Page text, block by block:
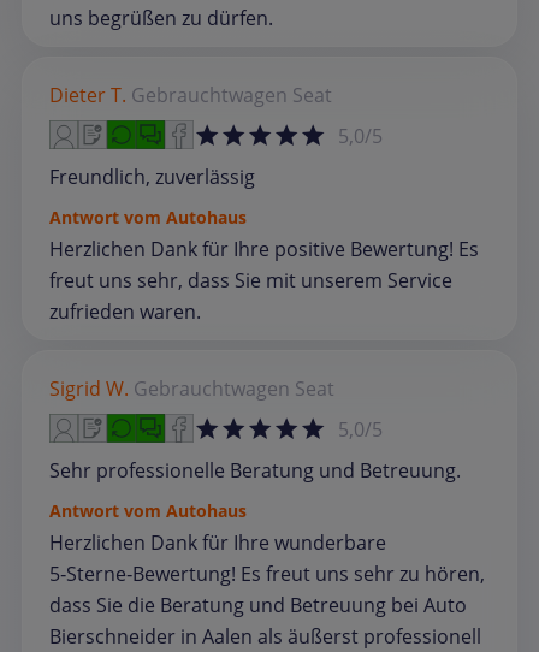
uns begrüßen zu dürfen.
Dieter T. Gebrauchtwagen Seat
5,0/5
Freundlich, zuverlässig
Antwort vom Autohaus
Herzlichen Dank für Ihre positive Bewertung! Es
freut uns sehr, dass Sie mit unserem Service
zufrieden waren.
Sigrid W. Gebrauchtwagen Seat
5,0/5
Sehr professionelle Beratung und Betreuung.
Antwort vom Autohaus
Herzlichen Dank für Ihre wunderbare
5‑Sterne‑Bewertung! Es freut uns sehr zu hören,
dass Sie die Beratung und Betreuung bei Auto
Bierschneider in Aalen als äußerst professionell